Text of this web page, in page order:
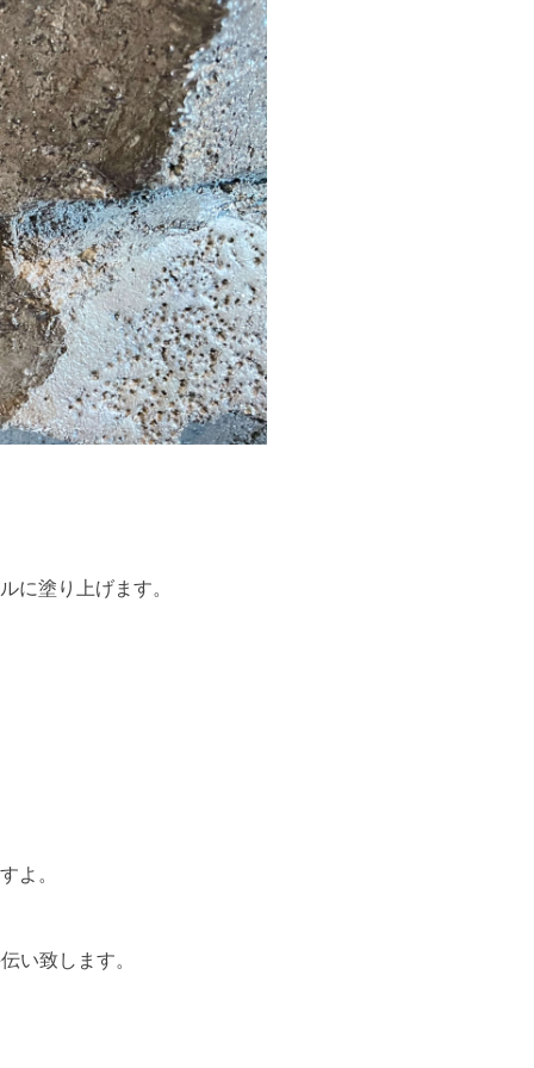
に塗り上げます。
よ。
い致します。